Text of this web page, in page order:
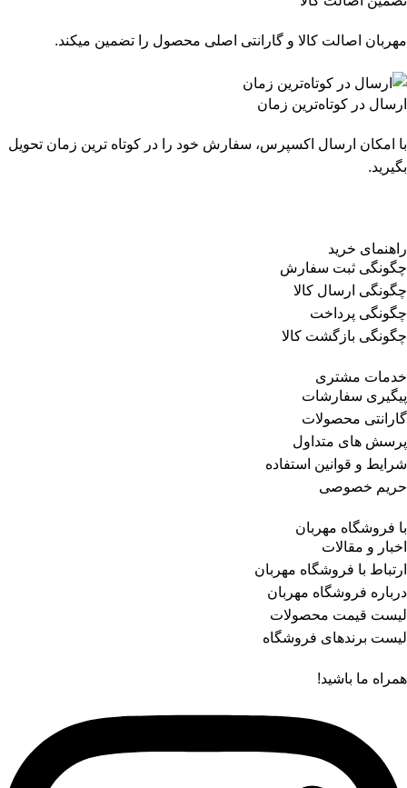
مهربان اصالت کالا و گارانتی اصلی محصول را تضمین میکند.
ارسال در کوتاه‌ترین زمان
با امکان ارسال اکسپرس، سفارش خود را در کوتاه ترین زمان تحویل
بگیرید.
راهنمای خرید
چگونگی ثبت سفارش
چگونگی ارسال کالا
چگونگی پرداخت
چگونگی بازگشت کالا
خدمات مشتری
پیگیری سفارشات
گارانتی محصولات
پرسش های متداول
شرایط و قوانین استفاده
حریم خصوصی
با فروشگاه مهربان
اخبار و مقالات
ارتباط با فروشگاه مهربان
درباره فروشگاه مهربان
لیست قیمت محصولات
لیست برندهای فروشگاه
همراه ما باشید!